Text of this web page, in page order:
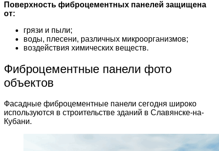
Поверхность фиброцементных панелей защищена
от:
грязи и пыли;
воды, плесени, различных микроорганизмов;
воздействия химических веществ.
Фиброцементные панели фото
объектов
Фасадные фиброцементные панели сегодня широко
используются в строительстве зданий в Славянске-на-
Кубани.